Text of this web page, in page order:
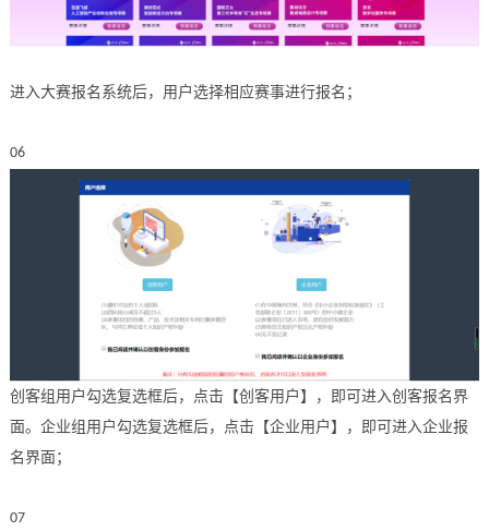
进入大赛报名系统后，用户选择相应赛事进行报名；
06
创客组用户勾选复选框后，点击【创客用户】，即可进入创客报名界
面。企业组用户勾选复选框后，点击【企业用户】，即可进入企业报
名界面；
07